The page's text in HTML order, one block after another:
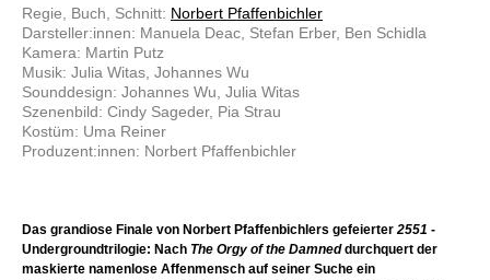
Regie, Buch, Schnitt: Norbert Pfaffenbichler
Darsteller:innen: Manuela Deac, Stefan Erber, Ben Schidla
Kamera: Martin Putz
Musik: Julia Witas, Johannes Wu
Sounddesign: Johannes Wu, Julia Witas
Szenenbild: Cindy Sageder, Pia Strau
Kostüm: Uma Reiner
Produzent:innen: Norbert Pfaffenbichler
Das grandiose Finale von Norbert Pfaffenbichlers gefeierter2551 -
Undergroundtrilogie: Nach The Orgy of the Damneddurchquert der
maskierte namenlose Affenmensch auf seiner Suche ein